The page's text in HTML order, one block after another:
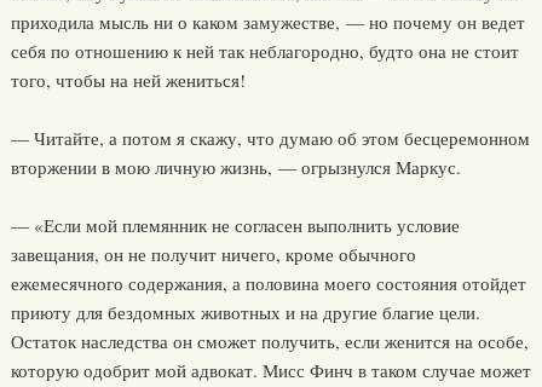
приходила мысль ни о каком замужестве, — но почему он ведет
себя по отношению к ней так неблагородно, будто она не стоит
того, чтобы на ней жениться!
— Читайте, а потом я скажу, что думаю об этом бесцеремонном
вторжении в мою личную жизнь, — огрызнулся Маркус.
— «Если мой племянник не согласен выполнить условие
завещания, он не получит ничего, кроме обычного
ежемесячного содержания, а половина моего состояния отойдет
приюту для бездомных животных и на другие благие цели.
Остаток наследства он сможет получить, если женится на особе,
которую одобрит мой адвокат. Мисс Финч в таком случае может